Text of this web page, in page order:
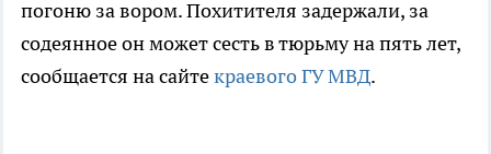
погоню за вором. Похитителя задержали, за
содеянное он может сесть в тюрьму на пять лет,
сообщается на сайтекраевого ГУ МВД.